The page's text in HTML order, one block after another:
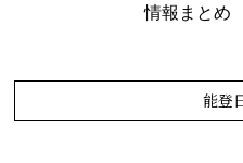
情報まとめ
能登